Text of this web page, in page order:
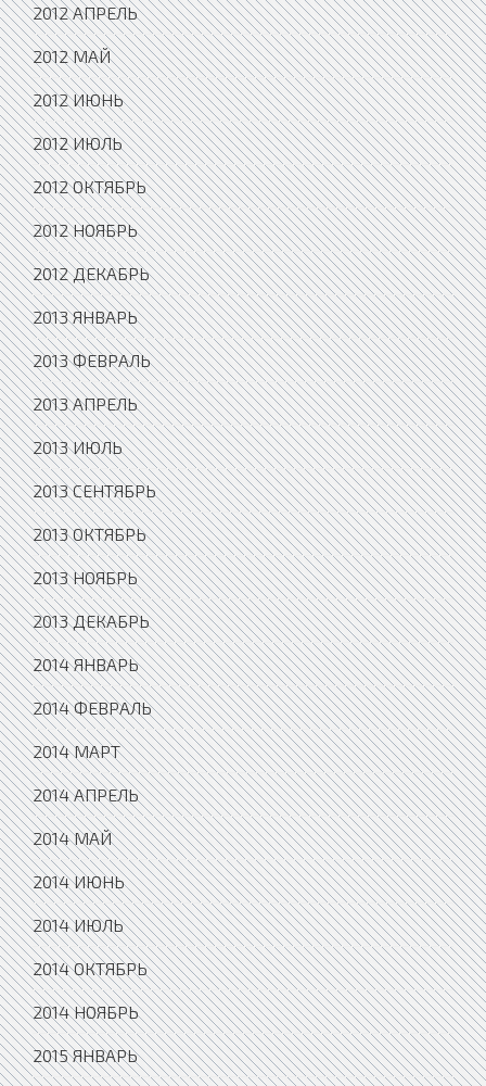
2012 АПРЕЛЬ
2012 МАЙ
2012 ИЮНЬ
2012 ИЮЛЬ
2012 ОКТЯБРЬ
2012 НОЯБРЬ
2012 ДЕКАБРЬ
2013 ЯНВАРЬ
2013 ФЕВРАЛЬ
2013 АПРЕЛЬ
2013 ИЮЛЬ
2013 СЕНТЯБРЬ
2013 ОКТЯБРЬ
2013 НОЯБРЬ
2013 ДЕКАБРЬ
2014 ЯНВАРЬ
2014 ФЕВРАЛЬ
2014 МАРТ
2014 АПРЕЛЬ
2014 МАЙ
2014 ИЮНЬ
2014 ИЮЛЬ
2014 ОКТЯБРЬ
2014 НОЯБРЬ
2015 ЯНВАРЬ